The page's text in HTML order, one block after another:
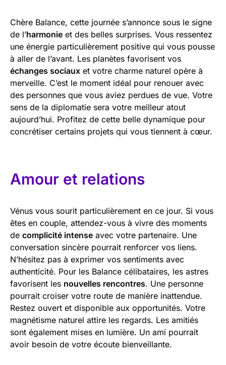
Chère Balance, cette journée s’annonce sous le signe
de l’harmonie et des belles surprises. Vous ressentez
une énergie particulièrement positive qui vous pousse
à aller de l’avant. Les planètes favorisent vos
échanges sociaux et votre charme naturel opère à
merveille. C’est le moment idéal pour renouer avec
des personnes que vous aviez perdues de vue. Votre
sens de la diplomatie sera votre meilleur atout
aujourd’hui. Profitez de cette belle dynamique pour
concrétiser certains projets qui vous tiennent à cœur.
Amour et relations
Vénus vous sourit particulièrement en ce jour. Si vous
êtes en couple, attendez-vous à vivre des moments
de complicité intense avec votre partenaire. Une
conversation sincère pourrait renforcer vos liens.
N’hésitez pas à exprimer vos sentiments avec
authenticité. Pour les Balance célibataires, les astres
favorisent les nouvelles rencontres. Une personne
pourrait croiser votre route de manière inattendue.
Restez ouvert et disponible aux opportunités. Votre
magnétisme naturel attire les regards. Les amitiés
sont également mises en lumière. Un ami pourrait
avoir besoin de votre écoute bienveillante.